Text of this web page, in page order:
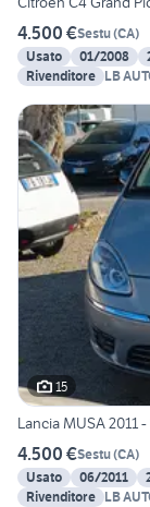
4.500 €Sestu(CA)
Usato
01/2008
Rivenditore
15
Lancia MUSA 2011
4.500 €Sestu(CA)
Usato
06/2011
Rivenditore